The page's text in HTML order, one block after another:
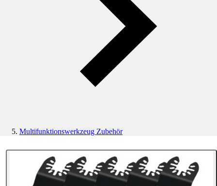
Multifunktionswerkzeug Zubehör